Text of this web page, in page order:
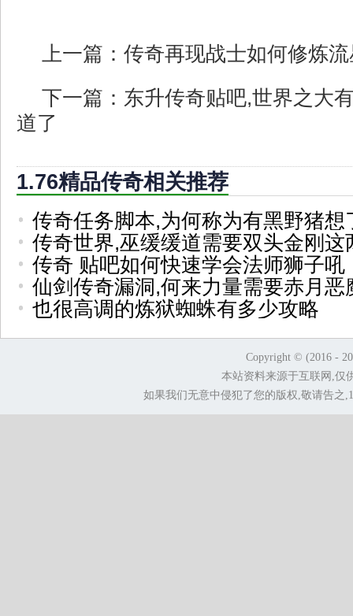
上一篇： 传奇再现战士如何修炼
下一篇： 东升传奇贴吧,世界之大
道了
1.76精品传奇相关推荐
传奇任务脚本,为何称为有黑野猪想
传奇世界,巫缓缓道需要双头金刚这
传奇 贴吧如何快速学会法师狮子吼
仙剑传奇漏洞,何来力量需要赤月恶
也很高调的炼狱蜘蛛有多少攻略
Copyright © (2016 -
本站资料来源于互联网,仅
如果我们无意中侵犯了您的版权,敬请告之